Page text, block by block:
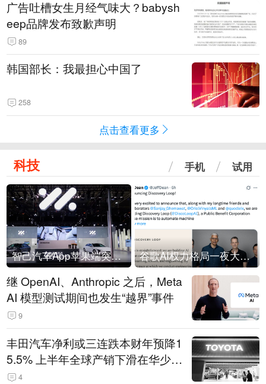
广告吐槽女生月经气味大？babysh
eep品牌发布致歉声明
89
韩国部长：我最担心中国了
258
点击查看更多
科技 手机 试用
智己汽车App苹果端突然“下架” 谷歌AI权力格局一夜大洗牌
继 OpenAI、Anthropic 之后，Meta
AI 模型测试期间也发生“越界”事件
9
丰田汽车净利或三连跌本财年预降1
5.5% 上半年全球产销下滑在华少卖
14.3万辆
4